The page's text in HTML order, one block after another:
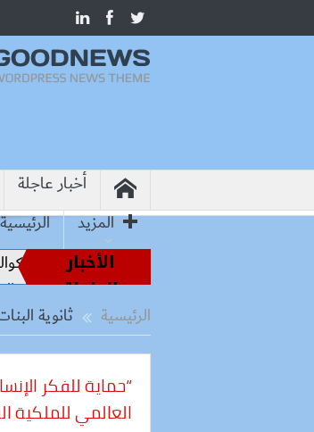
أخبار عاجلة
المزيد
الرئيسية
الأخبار
العاجلة
من أساطير الملاعب إلى قيادة الفراعنة..
مصر وباكستان تعززان الشراكة وتنسقان
الرئيسية ثانوية
“حماية للفكر
العالمي للملكية